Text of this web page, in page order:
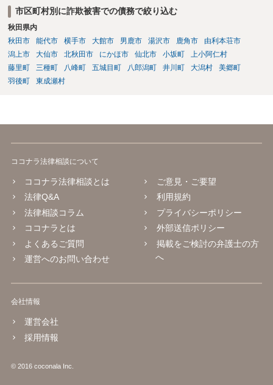
せない事情もあるかもしれないのでおひとりで行ってもらうほうがい
いかもしれません。 配偶者の債務がある状態で配偶者が亡くなると債
務を相談者様が相続するという状態になる（相続放棄などの亡くなっ
てからの方法もありますが）ため、相談者様にも関係することだとし
て相談にいくようにお話してみてはどうでしょうか。
市区町村別に詐欺被害での債務で絞り込む
秋田県内
秋田市
能代市 横手市 大館市 男鹿市 湯沢市 鹿角市
由利本荘市
潟上市
大仙市 北秋田市 にかほ市 仙北市 小坂町
上小阿仁村
藤里町
三種町 八峰町 五城目町 八郎潟町 井川町 大潟村
美郷町
羽後町
東成瀬村
ココナラ法律相談について
ココナラ法律相談とは
法律Q&A
法律相談コラム
ココナラとは
よくあるご質問
運営へのお問い合わせ
ご意見・ご要望
利用規約
プライバシーポリシー
外部送信ポリシー
掲載をご検討の弁護士の方
へ
会社情報
運営会社
採用情報
© 2016 coconala Inc.